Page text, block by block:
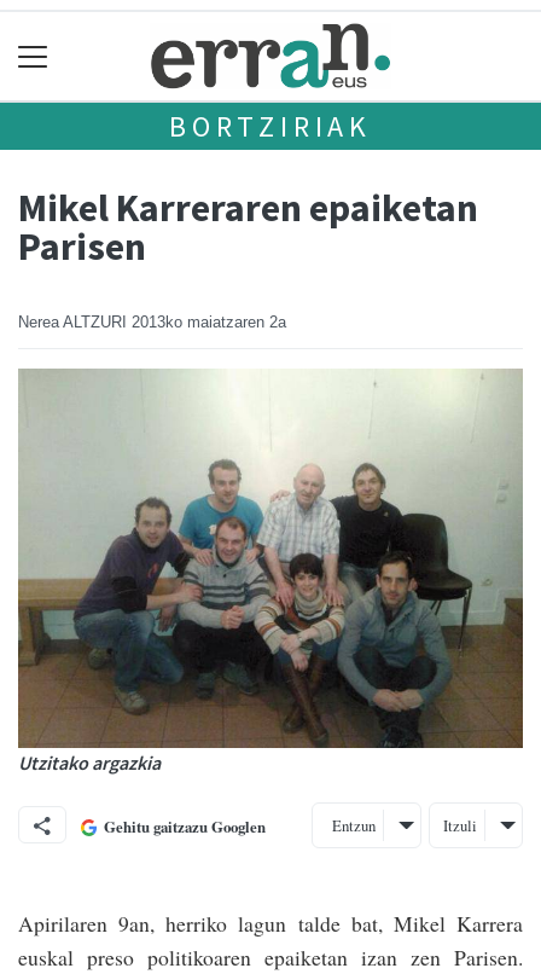
BORTZIRIAK
Mikel Karreraren epaiketan
Parisen
Nerea ALTZURI 2013ko maiatzaren 2a
Utzitako argazkia
Gehitu gaitzazu Googlen Entzun Itzuli
Apirilaren 9an, herriko lagun talde bat, Mikel Ka­rrera
euskal preso politikoaren epaiketan izan zen Parisen.